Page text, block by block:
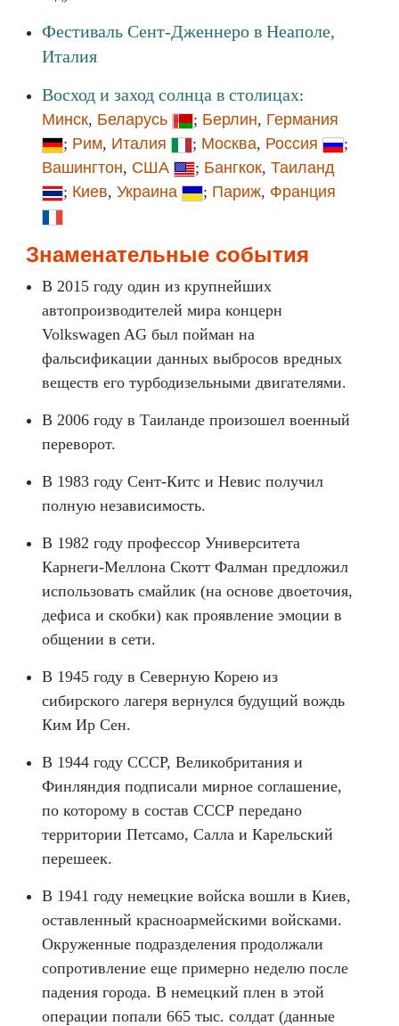
Фестиваль Сент-Дженнеро в Неаполе,
Италия
Восход и заход солнца в столицах:
Минск, Беларусь ; Берлин, Германия
; Рим, Италия ; Москва, Россия
;
Вашингтон, США ; Бангкок, Таиланд
; Киев, Украина ; Париж, Франция
Знаменательные события
В 2015 году один из крупнейших
автопроизводителей мира концерн
Volkswagen AG был пойман на
фальсификации данных выбросов вредных
веществ его турбодизельными двигателями.
В 2006 году в Таиланде произошел военный
переворот.
В 1983 году Сент-Китс и Невис получил
полную независимость.
В 1982 году профессор Университета
Карнеги-Меллона Скотт Фалман предложил
использовать смайлик (на основе двоеточия,
дефиса и скобки) как проявление эмоции в
общении в сети.
В 1945 году в Северную Корею из
сибирского лагеря вернулся будущий вождь
Ким Ир Сен.
В 1944 году СССР, Великобритания и
Финляндия подписали мирное соглашение,
по которому в состав СССР передано
территории Петсамо, Салла и Карельский
перешеек.
В 1941 году немецкие войска вошли в Киев,
оставленный красноармейскими войсками.
Окруженные подразделения продолжали
сопротивление еще примерно неделю после
падения города. В немецкий плен в этой
операции попали 665 тыс. солдат (данные